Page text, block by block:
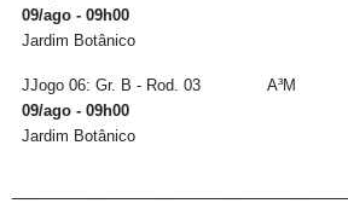
09/ago - 09h00
Jardim Botânico
JJogo 06: Gr. B - Rod. 03
09/ago - 09h00
Jardim Botânico
A³M